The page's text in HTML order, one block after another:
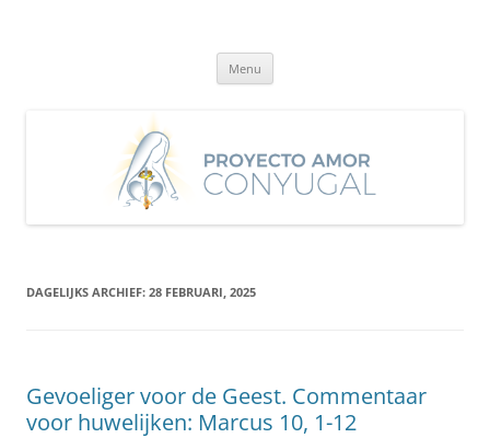
Menu
DAGELIJKS ARCHIEF: 28 FEBRUARI, 2025
Gevoeliger voor de Geest. Commentaar
voor huwelijken: Marcus 10, 1-12